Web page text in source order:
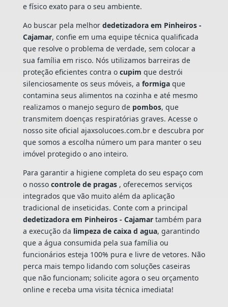
e físico exato para o seu ambiente.
Ao buscar pela melhor dedetizadora em Pinheiros -
Cajamar, confie em uma equipe técnica qualificada
que resolve o problema de verdade, sem colocar a
sua família em risco. Nós utilizamos barreiras de
proteção eficientes contra o cupim que destrói
silenciosamente os seus móveis, a formigaque
contamina seus alimentos na cozinha e até mesmo
realizamos o manejo seguro de pombos, que
transmitem doenças respiratórias graves. Acesse o
nosso site oficial ajaxsolucoes.com.br e descubra por
que somos a escolha número um para manter o seu
imóvel protegido o ano inteiro.
Para garantir a higiene completa do seu espaço com
o nosso controle de pragas , oferecemos serviços
integrados que vão muito além da aplicação
tradicional de inseticidas. Conte com a principal
dedetizadora em Pinheiros - Cajamartambém para
a execução da limpeza de caixa d agua, garantindo
que a água consumida pela sua família ou
funcionários esteja 100% pura e livre de vetores. Não
perca mais tempo lidando com soluções caseiras
que não funcionam; solicite agora o seu orçamento
online e receba uma visita técnica imediata!